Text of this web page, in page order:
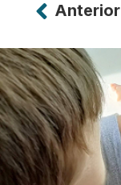
Alternative:
Anterior